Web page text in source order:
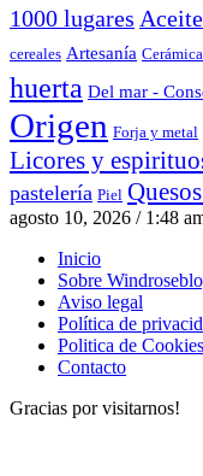
1000 lugares
cereales Artesanía Cerámica
huerta Del mar -
Origen Forja y metal
Licores y
pastelería Piel
agosto 10, 2026 / 1:48
Inicio
Sobre
Aviso legal
Política de
Politica de Cookies
Contacto
Gracias por visitarnos!